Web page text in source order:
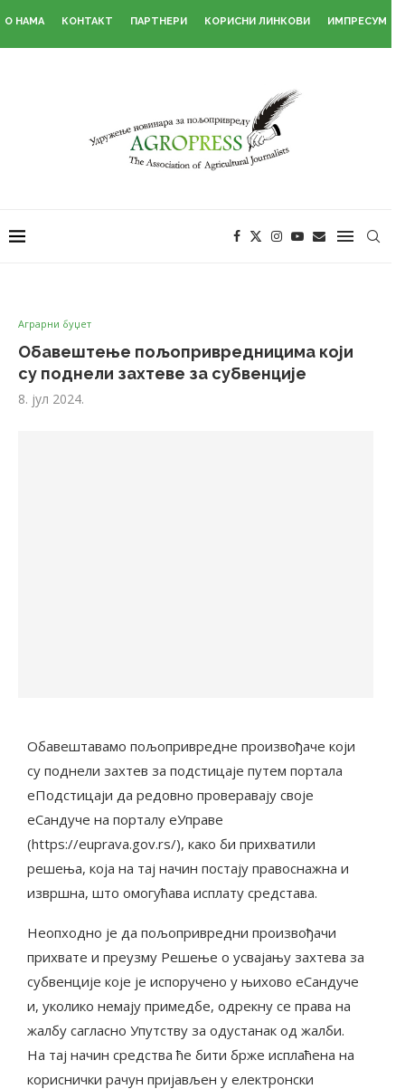
О НАМА КОНТАКТ ПАРТНЕРИ КОРИСНИ ЛИНКОВИ ИМПРЕСУМ
Аграрни буџет
Обавештење пољопривредницима који
су поднели захтеве за субвенције
8. јул 2024.
Обавештавамо пољопривредне произвођаче који
су поднели захтев за подстицаје путем портала
еПодстицаји да редовно проверавају своје
еСандуче на порталу еУправе
(https://euprava.gov.rs/), како би прихватили
решења, која на тај начин постају правоснажна и
извршна, што омогућава исплату средстава.
Неопходно је да пољопривредни произвођачи
прихвате и преузму Решење о усвајању захтева за
субвенције које је испоручено у њихово еСандуче
и, уколико немају примедбе, одрекну се права на
жалбу сагласно Упутству за одустанак од жалби.
На тај начин средства ће бити брже исплаћена на
кориснички рачун пријављен у електронски